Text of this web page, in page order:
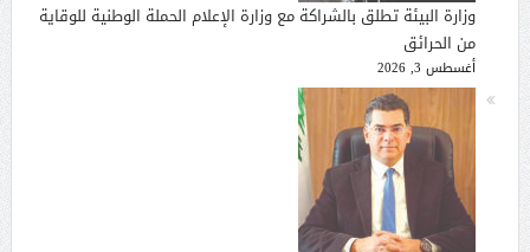
وزارة البيئة تطلق بالشراكة مع وزارة الإعلام الحملة الوطنية للوقاية
من الحرائق
أغسطس 3, 2026